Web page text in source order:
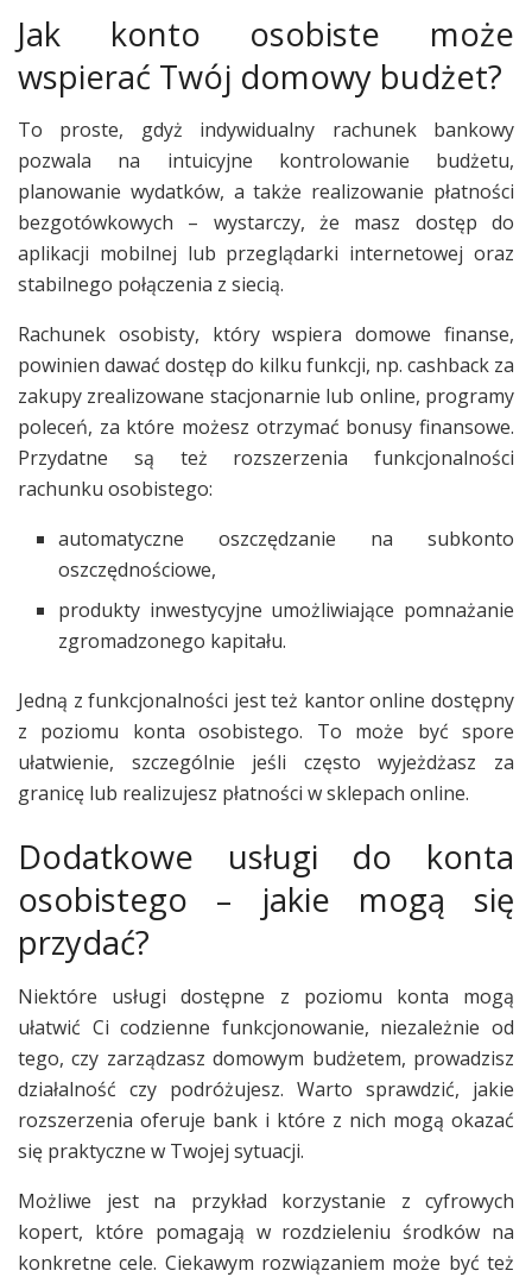
Jak konto osobiste może
wspierać Twój domowy budżet?
To proste, gdyż indywidualny rachunek bankowy
pozwala na intuicyjne kontrolowanie budżetu,
planowanie wydatków, a także realizowanie płatności
bezgotówkowych – wystarczy, że masz dostęp do
aplikacji mobilnej lub przeglądarki internetowej oraz
stabilnego połączenia z siecią.
Rachunek osobisty, który wspiera domowe finanse,
powinien dawać dostęp do kilku funkcji, np. cashback za
zakupy zrealizowane stacjonarnie lub online, programy
poleceń, za które możesz otrzymać bonusy finansowe.
Przydatne są też rozszerzenia funkcjonalności
rachunku osobistego:
automatyczne oszczędzanie na subkonto
oszczędnościowe,
produkty inwestycyjne umożliwiające pomnażanie
zgromadzonego kapitału.
Jedną z funkcjonalności jest też kantor online dostępny
z poziomu konta osobistego. To może być spore
ułatwienie, szczególnie jeśli często wyjeżdżasz za
granicę lub realizujesz płatności w sklepach online.
Dodatkowe usługi do konta
osobistego – jakie mogą się
przydać?
Niektóre usługi dostępne z poziomu konta mogą
ułatwić Ci codzienne funkcjonowanie, niezależnie od
tego, czy zarządzasz domowym budżetem, prowadzisz
działalność czy podróżujesz. Warto sprawdzić, jakie
rozszerzenia oferuje bank i które z nich mogą okazać
się praktyczne w Twojej sytuacji.
Możliwe jest na przykład korzystanie z cyfrowych
kopert, które pomagają w rozdzieleniu środków na
konkretne cele. Ciekawym rozwiązaniem może być też